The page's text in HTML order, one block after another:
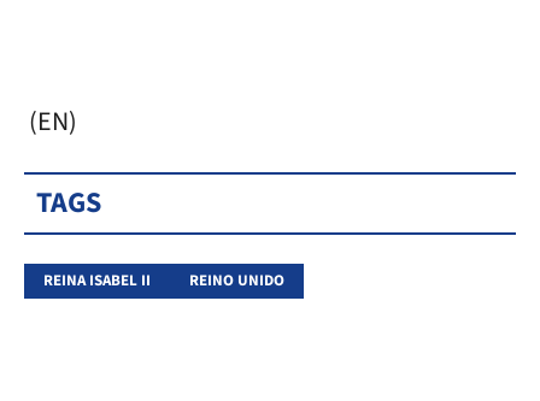
(EN)
TAGS
REINA ISABEL II REINO UNIDO